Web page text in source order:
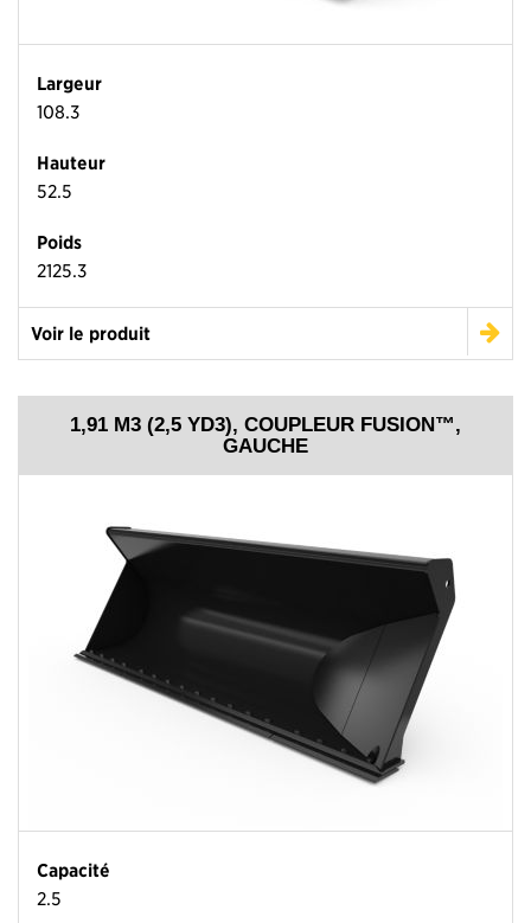
Largeur
108.3
Hauteur
52.5
Poids
2125.3
Voir le produit
1,91 M3 (2,5 YD3), COUPLEUR FUSION™,
GAUCHE
Capacité
2.5